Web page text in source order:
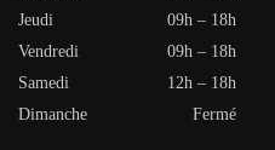
Jeudi
09h – 18h
Vendredi
09h – 18h
Samedi
12h – 18h
Dimanche
Fermé